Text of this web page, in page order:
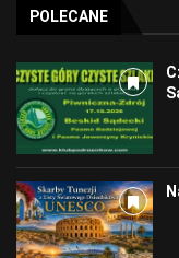
POLECANE